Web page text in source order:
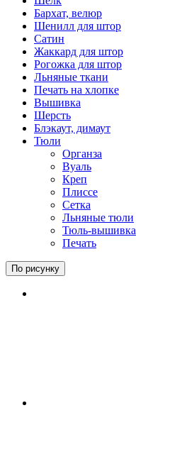
Бархат, велюр
Шенилл для штор
Сатин
Жаккард для штор
Рогожка для штор
Льняные ткани
Печать на хлопке
Вышивка
Шерсть
Блэкаут, димаут
Тюли
Органза
Вуаль
Креп
Плиссе
Сетка
Льняные тюли
Тюль-вышивка
Печать
По рисунку